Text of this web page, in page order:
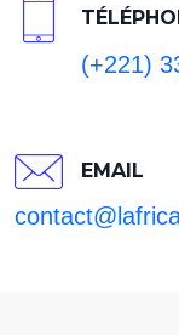
(+221)
EMAIL